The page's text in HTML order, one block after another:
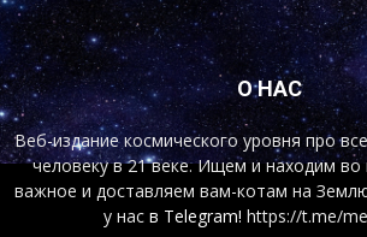
О НАС
Веб-издание космического уровня про
человеку в 21 веке. Ищем и находим во
важное и доставляем вам-котам на
у нас в Telegram! https://t.me/